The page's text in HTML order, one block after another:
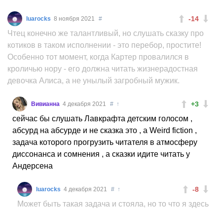
-14
luarocks 8 ноября 2021 #
Чтец конечно же талантливый, но слушать сказку про
котиков в таком исполнении - это перебор, простите!
Особенно тот момент, когда Картер провалился в
кроличью нору - его должна читать жизнерадостная
девочка Алиса, а не унылый загробный мужик.
+3
Вивианна 4 декабря 2021 # ↑
сейчас бы слушать Лавкрафта детским голосом ,
абсурд на абсурде и не сказка это , а Weird fiction ,
задача которого прогрузить читателя в атмосферу
диссонанса и сомнения , а сказки идите читать у
Андерсена
-8
luarocks 4 декабря 2021 # ↑
Может быть такая задача и стояла, но то что я здесь